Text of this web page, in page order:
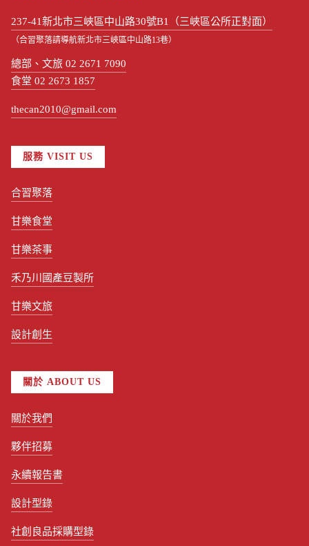
237-41新北市三峽區中山路30號B1（三峽區公所正對面）
（合習聚落請導航新北市三峽區中山路13巷）
總部、文旅 02 2671 7090
食堂 02 2673 1857
thecan2010@gmail.com
服務 VISIT US
合習聚落
甘樂食堂
甘樂茶事
禾乃川國產豆製所
甘樂文旅
設計創生
關於 ABOUT US
關於我們
夥伴招募
永續報告書
設計型錄
社創良品採購型錄